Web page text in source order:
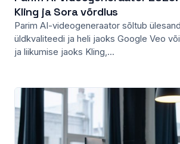
Kling ja Sora võrdlus
Parim AI-videogeneraator sõltub
üldkvaliteedi ja heli jaoks Google Veo
ja liikumise jaoks Kling,...